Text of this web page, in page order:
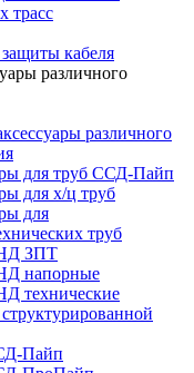
трасс
кабеля
различного
различного
для труб ССД-Пайп
для х/ц труб
для
труб
ЗПТ
напорные
технические
Пайп